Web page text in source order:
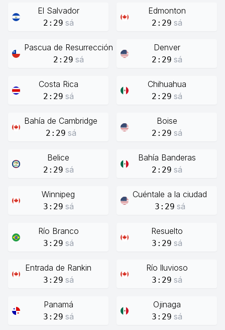
El Salvador
2:29 sá
Edmonton
2:29 sá
Pascua de Resurrección
2:29 sá
Denver
2:29 sá
Costa Rica
2:29 sá
Chihuahua
2:29 sá
Bahía de Cambridge
2:29 sá
Boise
2:29 sá
Belice
2:29 sá
Bahía Banderas
2:29 sá
Winnipeg
3:29 sá
Cuéntale a la ciudad
3:29 sá
Río Branco
3:29 sá
Resuelto
3:29 sá
Entrada de Rankin
3:29 sá
Río lluvioso
3:29 sá
Panamá
3:29 sá
Ojinaga
3:29 sá